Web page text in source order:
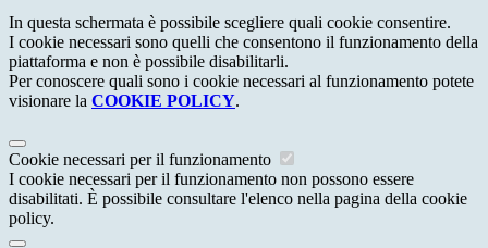
In questa schermata è possibile scegliere quali cookie consentire.
I cookie necessari sono quelli che consentono il funzionamento della
piattaforma e non è possibile disabilitarli.
Per conoscere quali sono i cookie necessari al funzionamento potete
visionare la COOKIE POLICY.
Cookie necessari per il funzionamento
I cookie necessari per il funzionamento non possono essere
disabilitati. È possibile consultare l'elenco nella pagina della cookie
policy.